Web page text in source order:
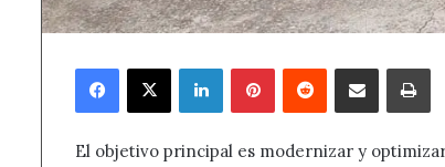
Facebook
X LinkedInPinterestReddit Compartir por correo
El objetivo principal es modernizar y